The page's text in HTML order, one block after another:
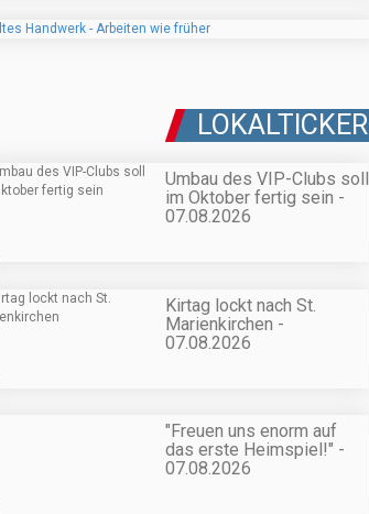
LOKALTICKER
Umbau des VIP-Clubs soll
im Oktober fertig sein -
07.08.2026
Kirtag lockt nach St.
Marienkirchen -
07.08.2026
"Freuen uns enorm auf
das erste Heimspiel!" -
07.08.2026